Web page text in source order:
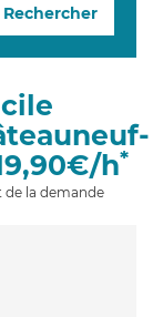
g
i
o
Rechercher
h*
de la demande